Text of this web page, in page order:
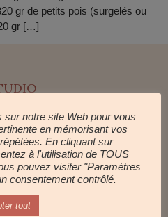
gr de petits pois (surgelés ou
gr […]
CADEAU
FAQ
notre site Web pour vous
en mémorisant vos
En cliquant sur
à l'utilisation de TOUS
pouvez visiter "Paramètres
consentement contrôlé.
tout